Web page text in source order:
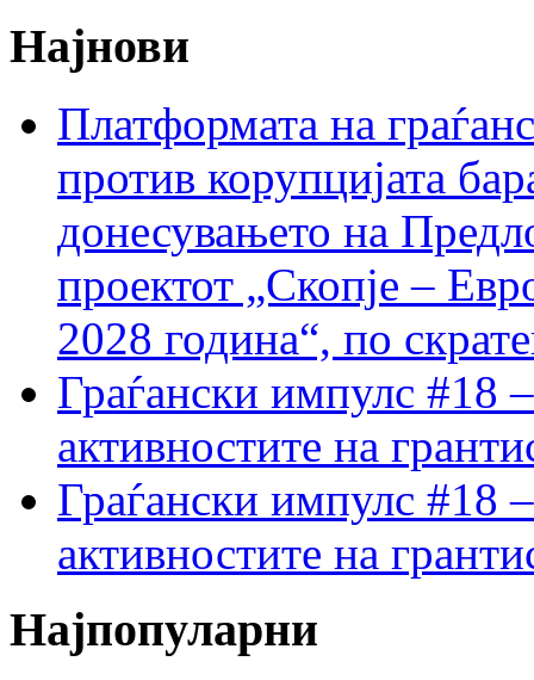
Најнови
Платформата на
против корупцијата
донесувањето на
проектот „Скопје –
2028 година“, по
Граѓански импулс #18
активностите на
Граѓански импулс #18
активностите на
Најпопуларни